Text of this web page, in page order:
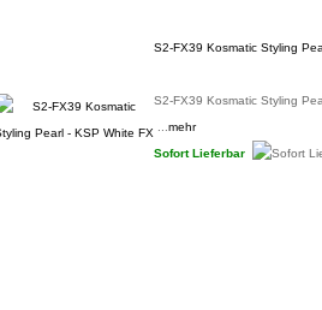
S2-FX39 Kosmatic Styling
S2-FX39 Kosmatic Styling
mehr
Sofort Lieferbar